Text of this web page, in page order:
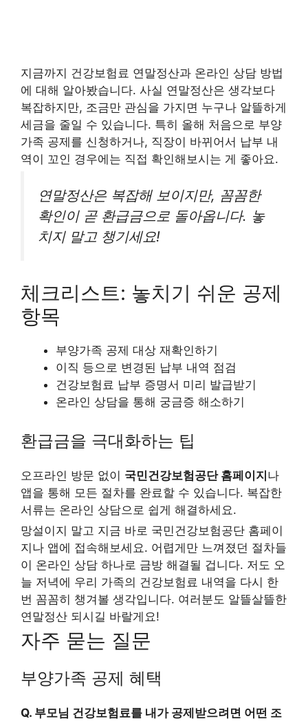
지금까지 건강보험료 연말정산과 온라인 상담 방법
에 대해 알아봤습니다. 사실 연말정산은 생각보다
복잡하지만, 조금만 관심을 가지면 누구나 알뜰하게
세금을 줄일 수 있습니다. 특히 올해 처음으로 부양
가족 공제를 신청하거나, 직장이 바뀌어서 납부 내
역이 꼬인 경우에는 직접 확인해보시는 게 좋아요.
연말정산은 복잡해 보이지만, 꼼꼼한
확인이 곧 환급금으로 돌아옵니다. 놓
치지 말고 챙기세요!
체크리스트: 놓치기 쉬운 공제
항목
부양가족 공제 대상 재확인하기
이직 등으로 변경된 납부 내역 점검
건강보험료 납부 증명서 미리 발급받기
온라인 상담을 통해 궁금증 해소하기
환급금을 극대화하는 팁
오프라인 방문 없이 국민건강보험공단 홈페이지나
앱을 통해 모든 절차를 완료할 수 있습니다. 복잡한
서류는 온라인 상담으로 쉽게 해결하세요.
망설이지 말고 지금 바로 국민건강보험공단 홈페이
지나 앱에 접속해보세요. 어렵게만 느껴졌던 절차들
이 온라인 상담 하나로 금방 해결될 겁니다. 저도 오
늘 저녁에 우리 가족의 건강보험료 내역을 다시 한
번 꼼꼼히 챙겨볼 생각입니다. 여러분도 알뜰살뜰한
연말정산 되시길 바랄게요!
자주 묻는 질문
부양가족 공제 혜택
Q. 부모님 건강보험료를 내가 공제받으려면 어떤 조